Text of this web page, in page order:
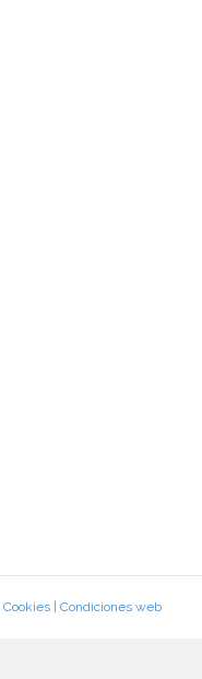
Cookies| Condiciones web